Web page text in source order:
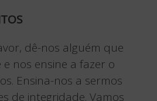
dê-nos alguém que
nos ensine a fazer o
Ensina-nos a sermos
de integridade. Vamos